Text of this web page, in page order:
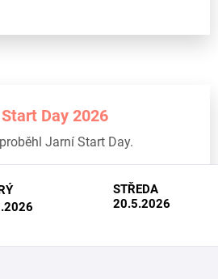
Day 2026
Jarní Start Day.
STŘEDA
20.5.2026